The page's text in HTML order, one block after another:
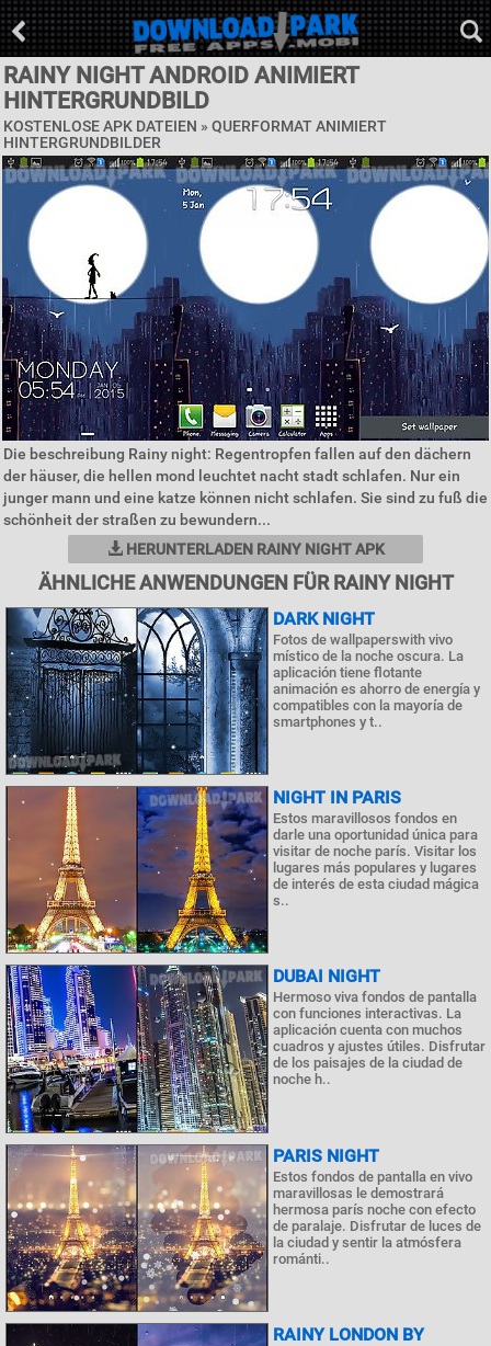
RAINY NIGHT ANDROID ANIMIERT
HINTERGRUNDBILD
KOSTENLOSE APK DATEIEN » QUERFORMAT ANIMIERT
HINTERGRUNDBILDER
Die beschreibung Rainy night: Regentropfen fallen auf den dächern
der häuser, die hellen mond leuchtet nacht stadt schlafen. Nur ein
junger mann und eine katze können nicht schlafen. Sie sind zu fuß die
schönheit der straßen zu bewundern...
HERUNTERLADEN RAINY NIGHT APK
ÄHNLICHE ANWENDUNGEN FÜR RAINY NIGHT
DARK NIGHT
Fotos de wallpaperswith vivo
místico de la noche oscura. La
aplicación tiene flotante
animación es ahorro de energía y
compatibles con la mayoría de
smartphones y t..
NIGHT IN PARIS
Estos maravillosos fondos en
darle una oportunidad única para
visitar de noche parís. Visitar los
lugares más populares y lugares
de interés de esta ciudad mágica
s..
DUBAI NIGHT
Hermoso viva fondos de pantalla
con funciones interactivas. La
aplicación cuenta con muchos
cuadros y ajustes útiles. Disfrutar
de los paisajes de la ciudad de
noche h..
PARIS NIGHT
Estos fondos de pantalla en vivo
maravillosas le demostrará
hermosa parís noche con efecto
de paralaje. Disfrutar de luces de
la ciudad y sentir la atmósfera
románti..
RAINY LONDON BY